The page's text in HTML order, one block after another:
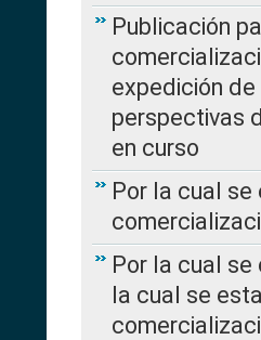
Publicación
expedición de
perspectivas
en curso
Por la cual
Por la cual se
la cual se